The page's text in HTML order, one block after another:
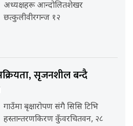
अध्यक्षहरू आन्दोलितशेखर
छत्कुलीवीरगन्ज १२
सृजनशील बन्दै
गाउँमा बृक्षारोपण संगै सिसि टिभि
हस्तान्तरणकिरण कुँवरचितवन, २८